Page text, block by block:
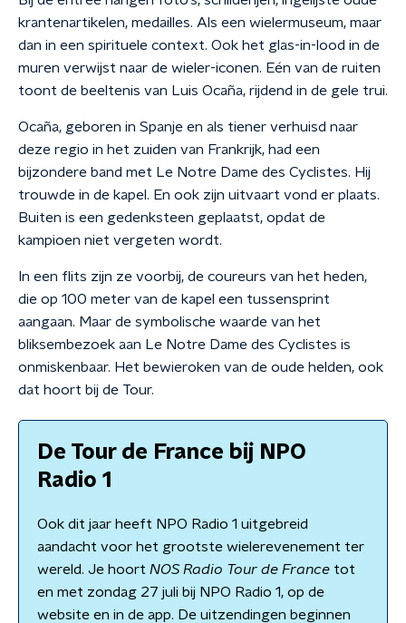
krantenartikelen, medailles. Als een wielermuseum, maar
dan in een spirituele context. Ook het glas-in-lood in de
muren verwijst naar de wieler-iconen. Eén van de ruiten
toont de beeltenis van Luis Ocaña, rijdend in de gele trui.
Ocaña, geboren in Spanje en als tiener verhuisd naar
deze regio in het zuiden van Frankrijk, had een
bijzondere band met Le Notre Dame des Cyclistes. Hij
trouwde in de kapel. En ook zijn uitvaart vond er plaats.
Buiten is een gedenksteen geplaatst, opdat de
kampioen niet vergeten wordt.
In een flits zijn ze voorbij, de coureurs van het heden,
die op 100 meter van de kapel een tussensprint
aangaan. Maar de symbolische waarde van het
bliksembezoek aan Le Notre Dame des Cyclistes is
onmiskenbaar. Het bewieroken van de oude helden, ook
dat hoort bij de Tour.
De Tour de France bij NPO
Radio 1
Ook dit jaar heeft NPO Radio 1 uitgebreid
aandacht voor het grootste wielerevenement ter
wereld. Je hoort NOS Radio Tour de France tot
en met zondag 27 juli bij NPO Radio 1, op de
website en in de app. De uitzendingen beginnen